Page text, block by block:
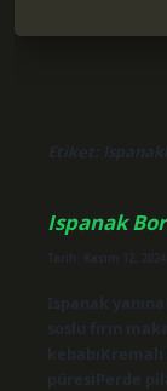
Etiket:
Ispanak
Tarih: Kasım 12, 2024
Ispanak
soslu fırın
püresiPerde